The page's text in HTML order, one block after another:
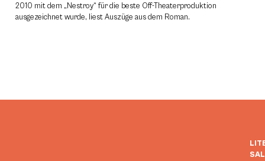
2010 mit dem „Nestroy“ für die beste Off-Theaterproduktion
ausgezeichnet wurde, liest Auszüge aus dem Roman.